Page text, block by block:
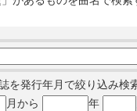
を発行年月で絞り込み検
月から 年